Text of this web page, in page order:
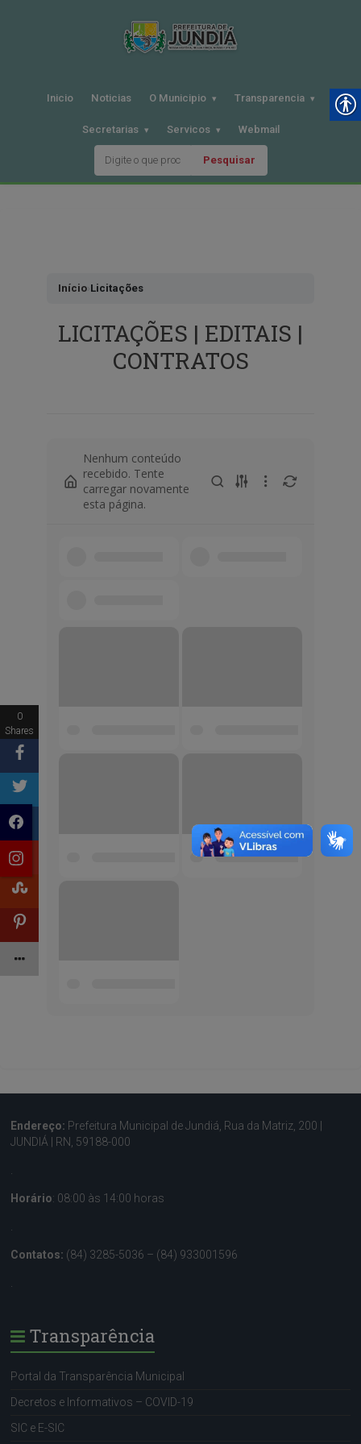
Inicio Noticias O Municipio Transparencia
Secretarias Servicos Webmail
Pesquisar
Início›Licitações
LICITAÇÕES | EDITAIS |
CONTRATOS
Nenhum conteúdo
recebido. Tente
carregar novamente
esta página.
Endereço: Prefeitura Municipal de Jundiá, Rua da Matriz, 200 |
JUNDIÁ | RN, 59188-000
.
Horário: 08:00 às 14:00 horas
.
Contatos: (84) 3285-5036 – (84) 933001596
.
Transparência
Portal da Transparência Municipal
Decretos e Informativos – COVID-19
SIC e E-SIC
0
Shares